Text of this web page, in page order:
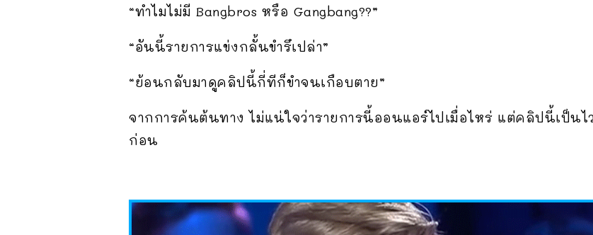
“ทำไมไม่มี Bangbros หรือ Gangbang??”
“อันนี้รายการแข่งกลั้นขำรึเปล่า”
“ย้อนกลับมาดูคลิปนี้กี่ทีก็ขำจนเกือบตาย”
จากการค้นต้นทาง ไม่แน่ใจว่ารายการนี้ออนแอร์ไปเมื่อไหร่ แต่คลิปนี้เป็นไ
ก่อน